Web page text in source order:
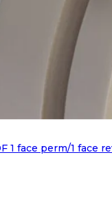
1 face perm/1 face